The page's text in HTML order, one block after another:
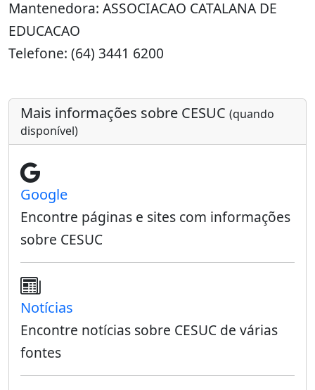
Mantenedora: ASSOCIACAO CATALANA DE
EDUCACAO
Telefone: (64) 3441 6200
Mais informações sobre CESUC (quando
disponível)
Google
Encontre páginas e sites com informações
sobre CESUC
Notícias
Encontre notícias sobre CESUC de várias
fontes